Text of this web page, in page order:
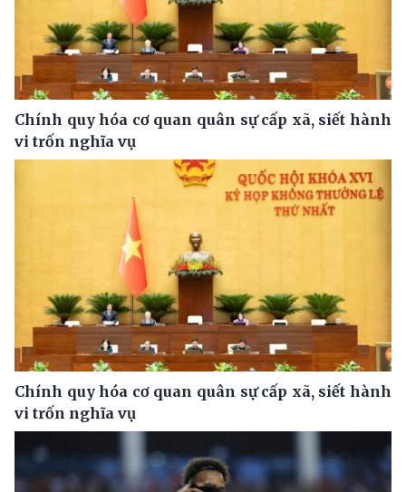
Chính quy hóa cơ quan quân sự cấp xã, siết hành
vi trốn nghĩa vụ
Chính quy hóa cơ quan quân sự cấp xã, siết hành
vi trốn nghĩa vụ